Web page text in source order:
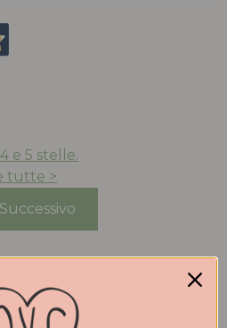
e 5 stelle.
tutte >
Successivo
molto belle e comode ,